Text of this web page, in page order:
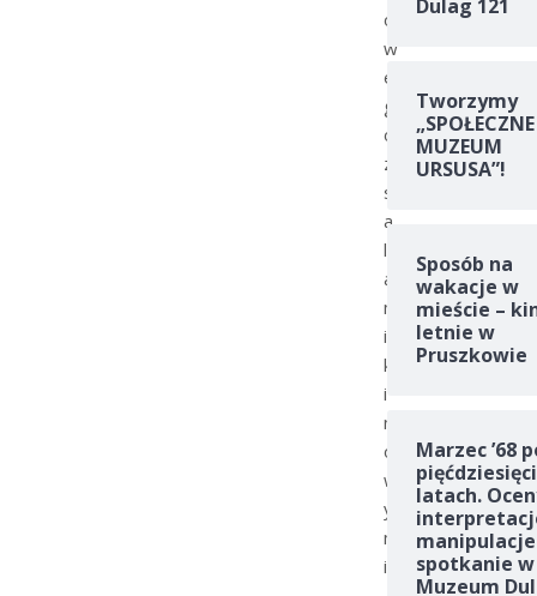
o
w
e
g
o
z
s
a
l
a
m
i
k
i
n
o
w
y
m
i
Dulag 121
Tworzymy
„SPOŁECZNE
MUZEUM
URSUSA”!
Sposób na
wakacje w
mieście –
letnie w
Pruszkowie
Marzec ’68
latach.
spotkanie w
Muzeum